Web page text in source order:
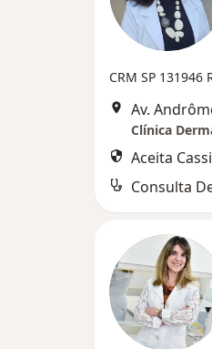
CRM SP 131946
Clínica
Aceita Cassi
Consulta